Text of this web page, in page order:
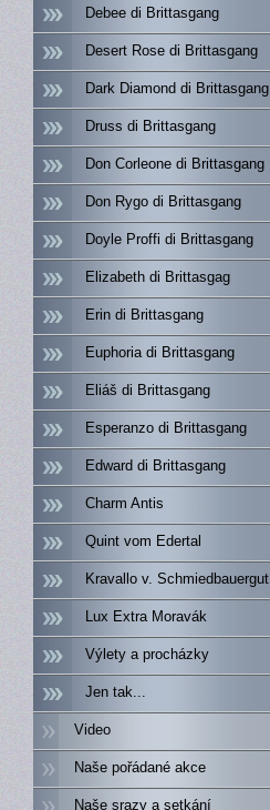
Debee di Brittasgang
Desert Rose di Brittasgang
Dark Diamond di Brittasgang
Druss di Brittasgang
Don Corleone di Brittasgang
Don Rygo di Brittasgang
Doyle Proffi di Brittasgang
Elizabeth di Brittasgag
Erin di Brittasgang
Euphoria di Brittasgang
Eliáš di Brittasgang
Esperanzo di Brittasgang
Edward di Brittasgang
Charm Antis
Quint vom Edertal
Kravallo v. Schmiedbauergut
Lux Extra Moravák
Výlety a procházky
Jen tak...
Video
Naše pořádané akce
Naše srazy a setkání